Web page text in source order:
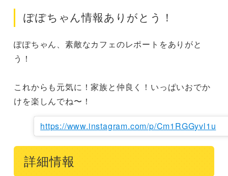
ぽぽちゃん情報ありがとう！
ぽぽちゃん、素敵なカフェのレポートをありがと
う！
これからも元気に！家族と仲良く！いっぱいおでか
けを楽しんでね〜！
https://www.instagram.com/p/Cm1RGGyvl1u
詳細情報